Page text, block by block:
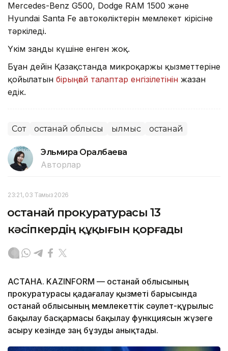
Mercedes-Benz G500, Dodge RAM 1500 және
Hyundai Santa Fe автокөліктерін мемлекет кірісіне
тәркіледі.
Үкім заңды күшіне енген жоқ.
Бұған дейін Қазақстанда микроқаржы қызметтеріне
қойылатын бірыңғай талаптар енгізілетінін жазған
едік.
Сот Қостанай облысы Қылмыс Қостанай
Эльмира Оралбаева
Авторлар
23:21, 03 Тамыз 2026
Қостанай прокуратурасы 13
кәсіпкердің құқығын қорғады
АСТАНА. KAZINFORM — Қостанай облысының
прокуратурасы қадағалау қызметі барысында
Қостанай облысының мемлекеттік сәулет-құрылыс
бақылау басқармасы бақылау функциясын жүзеге
асыру кезінде заң бұзуды анықтады.